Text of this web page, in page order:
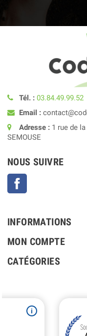
Tél. : 03.84.49.99.52
Email :
Adresse : 1 rue de
SEMOUSE
NOUS SUIVRE
INFORMATIONS
MON COMPTE
CATÉGORIES